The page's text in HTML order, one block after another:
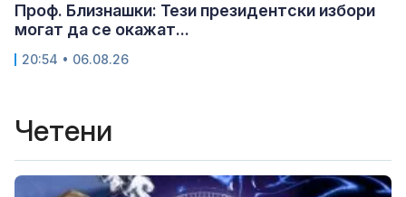
Проф. Близнашки: Тези президентски избори
могат да се окажат...
20:54 • 06.08.26
Четени